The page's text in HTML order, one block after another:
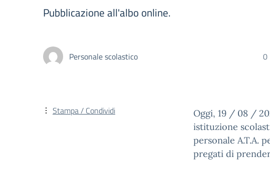
Pubblicazione all'albo online.
Personale scolastico 0
Oggi, 19 / 08 /
istituzione
personale A.T.A.
pregati di
Stampa / Condividi